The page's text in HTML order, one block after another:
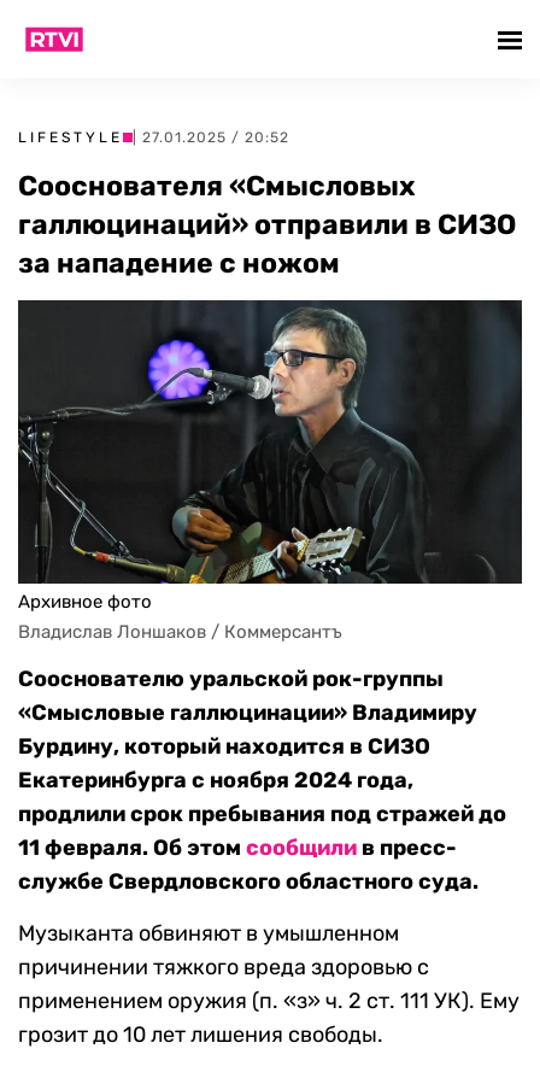
LIFESTYLE | 27.01.2025 / 20:52
Сооснователя «Смысловых
галлюцинаций» отправили в СИЗО
за нападение с ножом
Архивное фото
Владислав Лоншаков / Коммерсантъ
Сооснователю уральской рок-группы
«Смысловые галлюцинации» Владимиру
Бурдину, который находится в СИЗО
Екатеринбурга с ноября 2024 года,
продлили срок пребывания под стражей до
11 февраля. Об этом сообщили в пресс-
службе Свердловского областного суда.
Музыканта обвиняют в умышленном
причинении тяжкого вреда здоровью с
применением оружия (п. «з» ч. 2 ст. 111 УК). Ему
грозит до 10 лет лишения свободы.